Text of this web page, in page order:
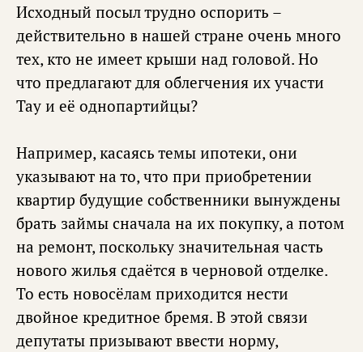
Исходный посыл трудно оспорить –
действительно в нашей стране очень много
тех, кто не имеет крыши над головой. Но
что предлагают для облегчения их участи
Тау и её однопартийцы?
Например, касаясь темы ипотеки, они
указывают на то, что при приобретении
квартир будущие собственники вынуждены
брать займы сначала на их покупку, а потом
на ремонт, поскольку значительная часть
нового жилья сдаётся в черновой отделке.
То есть новосёлам приходится нести
двойное кредитное бремя. В этой связи
депутаты призывают ввести норму,